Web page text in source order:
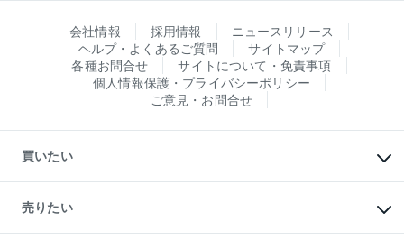
会社情報 採用情報
ニュースリリース
ヘルプ・よくあるご質問
サイトマップ
各種お問合せ
サイトについて・免責事項
個人情報保護・プライバシーポリシー
ご意見・お問合せ
買いたい
新築・分譲マンションの購入
中古マンションの購入
一戸建ての購入
売りたい